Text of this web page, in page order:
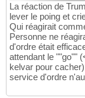
La réaction de
lever le poing et
Qui réagirait
Personne ne
d'ordre était
attendant le ""go""
kelvar pour
service d'ordre